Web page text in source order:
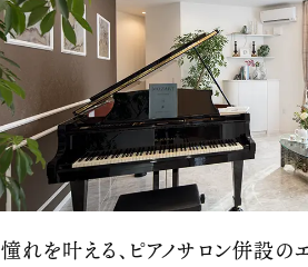
憧れを叶える、ピアノサロン併設の